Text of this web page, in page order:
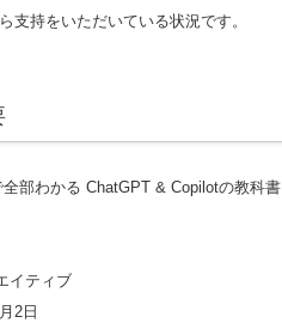
支持をいただいている状況です。
部わかる ChatGPT & Copilotの教科書
イティブ
2日